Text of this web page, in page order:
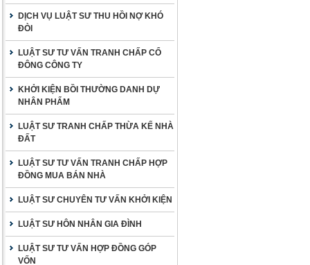
DỊCH VỤ LUẬT SƯ THU HỒI NỢ KHÓ
ĐÒI
LUẬT SƯ TƯ VẤN TRANH CHẤP CỔ
ĐÔNG CÔNG TY
KHỞI KIỆN BỒI THƯỜNG DANH DỰ
NHÂN PHẨM
LUẬT SƯ TRANH CHẤP THỪA KẾ NHÀ
ĐẤT
LUẬT SƯ TƯ VẤN TRANH CHẤP HỢP
ĐỒNG MUA BÁN NHÀ
LUẬT SƯ CHUYÊN TƯ VẤN KHỞI KIỆN
LUẬT SƯ HÔN NHÂN GIA ĐÌNH
LUẬT SƯ TƯ VẤN HỢP ĐỒNG GÓP
VỐN